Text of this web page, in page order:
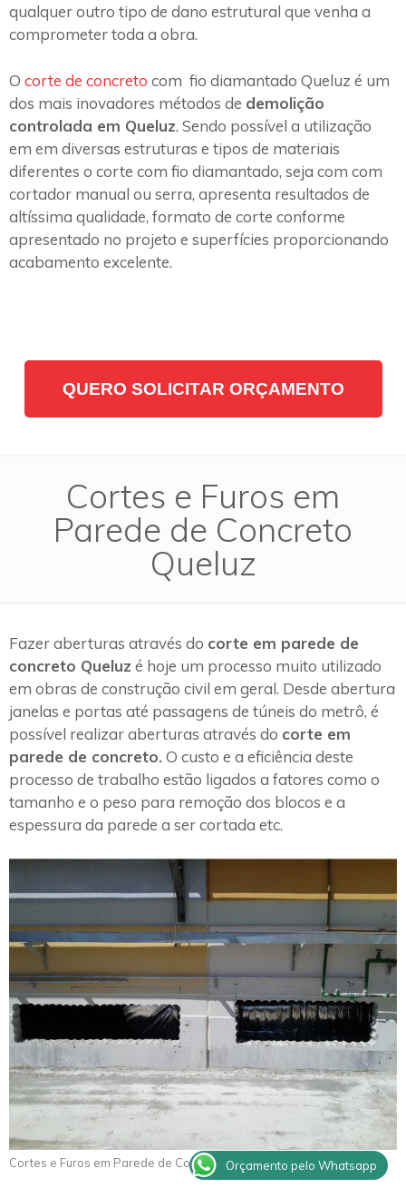
qualquer outro tipo de dano estrutural que venha a
comprometer toda a obra.
O corte de concreto com fio diamantado Queluz é um
dos mais inovadores métodos de demolição
controlada em Queluz. Sendo possível a utilização
em em diversas estruturas e tipos de materiais
diferentes o corte com fio diamantado, seja com com
cortador manual ou serra, apresenta resultados de
altíssima qualidade, formato de corte conforme
apresentado no projeto e superfícies proporcionando
acabamento excelente.
QUERO SOLICITAR ORÇAMENTO
Cortes e Furos em
Parede de Concreto
Queluz
Fazer aberturas através do corte em parede de
concreto Queluz é hoje um processo muito utilizado
em obras de construção civil em geral. Desde abertura
janelas e portas até passagens de túneis do metrô, é
possível realizar aberturas através do corte em
parede de concreto. O custo e a eficiência deste
processo de trabalho estão ligados a fatores como o
tamanho e o peso para remoção dos blocos e a
espessura da parede a ser cortada etc.
Cortes e Furos em Parede de Concreto QueluzOrçamento pelo Whatsapp